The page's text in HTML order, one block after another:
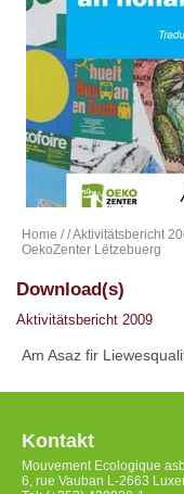
Home // Aktivitätsbericht
OekoZenter Lëtzebuerg
Download(s)
Aktivitätsbericht 2009
Am Asaz fir
Kontakt
Mouvement Ecologique
6, rue Vauban L-2663